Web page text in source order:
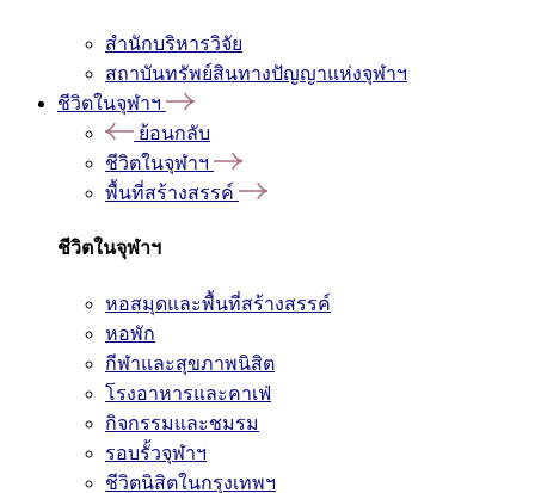
สำนักบริหารวิจัย
สถาบันทรัพย์สินทางปัญญาแห่งจุฬาฯ
ชีวิตในจุฬาฯ
ย้อนกลับ
ชีวิตในจุฬาฯ
พื้นที่สร้างสรรค์
ชีวิตในจุฬาฯ
หอสมุดและพื้นที่สร้างสรรค์
หอพัก
กีฬาและสุขภาพนิสิต
โรงอาหารและคาเฟ่
กิจกรรมและชมรม
รอบรั้วจุฬาฯ
ชีวิตนิสิตในกรุงเทพฯ